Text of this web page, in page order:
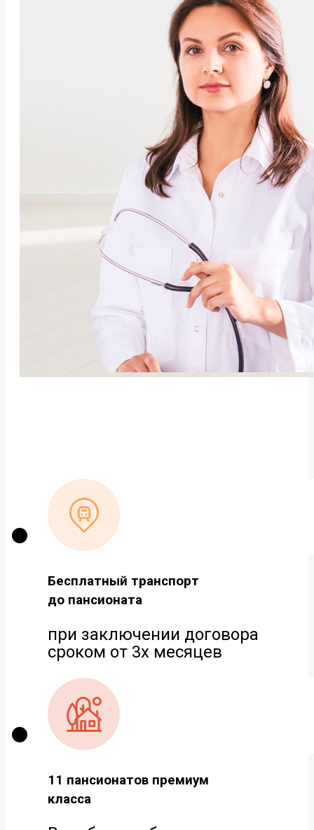
Бесплатный транспорт
до пансионата
при заключении договора
сроком от 3х месяцев
11 пансионатов премиум
класса